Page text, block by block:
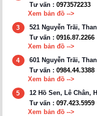
Tư vấn : 0973572233
Xem bản đồ -->
3
521 Nguyễn Trãi,
Tư vấn : 0916.87.2266
Xem bản đồ -->
4
601 Nguyễn Trãi,
Tư vấn : 0984.44.3388
Xem bản đồ -->
5
12 Hồ Sen, Lê Chân,
Tư vấn : 097.423.5959
Xem bản đồ -->